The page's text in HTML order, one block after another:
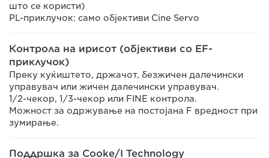
што се користи)
PL-приклучок: само објективи Cine Servo
Контрола на ирисот (објективи со EF-
приклучок)
Преку куќиштето, држачот, безжичен далечински
управувач или жичен далечински управувач.
1/2-чекор, 1/3-чекор или FINE контрола.
Можност за одржување на постојана F вредност при
зумирање.
Поддршка за Cooke/I Technology